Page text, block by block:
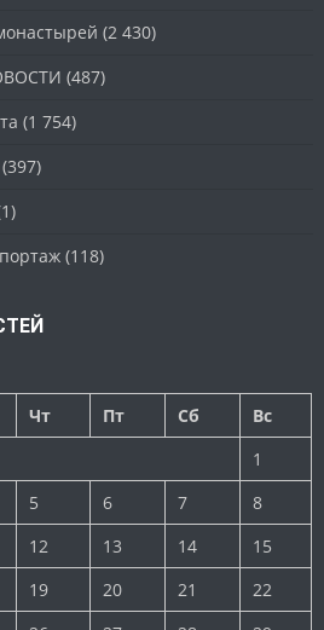
(2 430)
(487)
(1 754)
(397)
(118)
Чт Пт Сб
Вс
1
5 6 7
8
12 13 14
15
19 20 21
22